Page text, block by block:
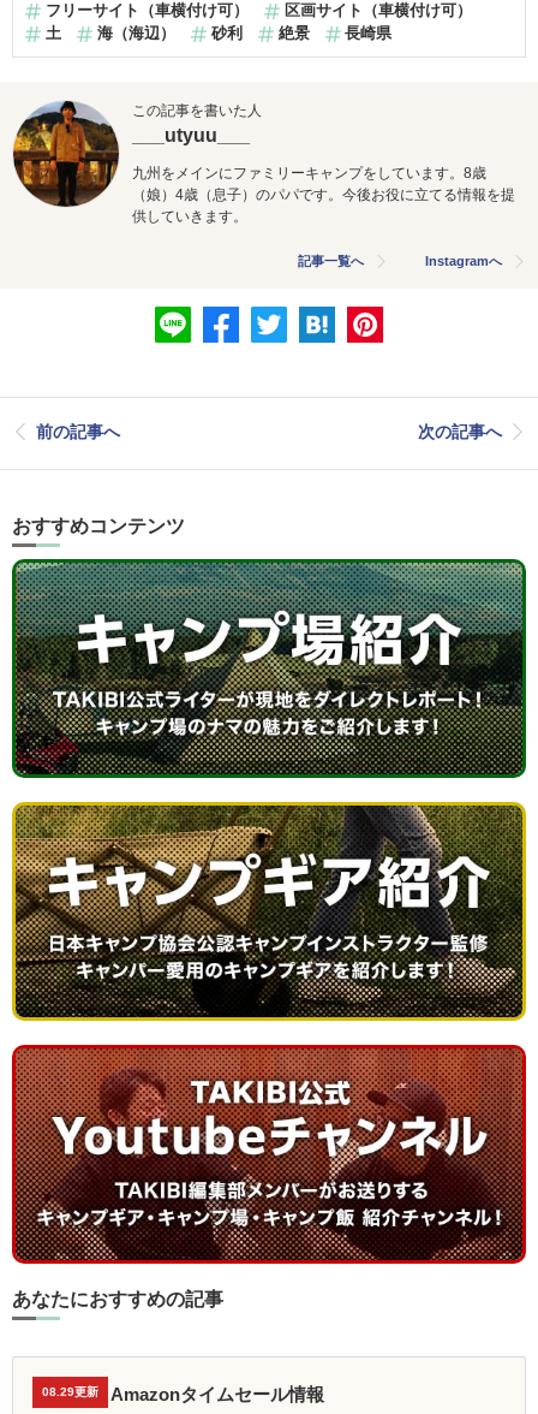
フリーサイト（車横付け可）
区画サイト（車横付け可）
土
海（海辺） 砂利 絶景 長崎県
この記事を書いた人
___utyuu___
九州をメインにファミリーキャンプをしています。8歳
（娘）4歳（息子）のパパです。今後お役に立てる情報を提
供していきます。
記事一覧へ Instagramへ
前の記事へ 次の記事へ
おすすめコンテンツ
あなたにおすすめの記事
08.29更新 Amazonタイムセール情報